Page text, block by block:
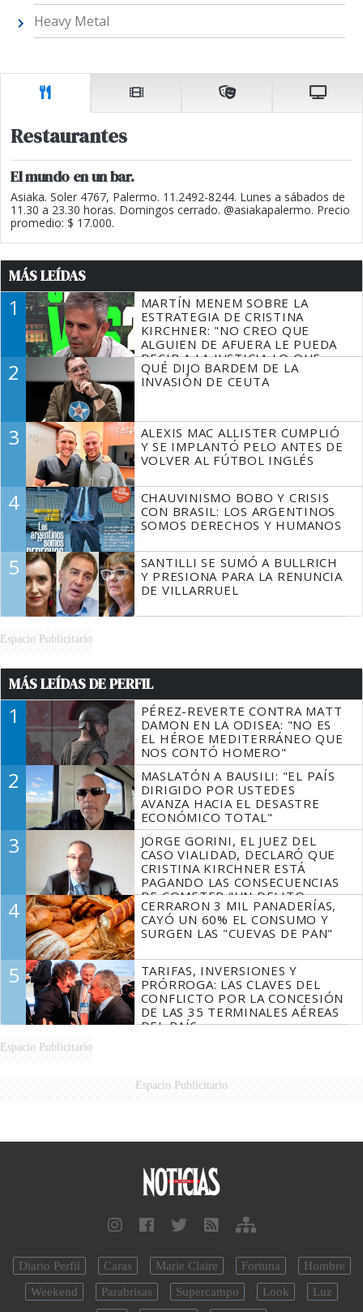
Heavy Metal
Restaurantes
El mundo en un bar.
Asiaka. Soler 4767, Palermo. 11.2492-8244. Lunes a sábados de
11.30 a 23.30 horas. Domingos cerrado. @asiakapalermo. Precio
promedio: $ 17.000.
MÁS LEÍDAS
1
MARTÍN MENEM SOBRE LA
ESTRATEGIA DE CRISTINA
KIRCHNER: "NO CREO QUE
ALGUIEN DE AFUERA LE PUEDA
DECIR A LA JUSTICIA LO QUE
TIENE QUE HACER"
2
QUÉ DIJO BARDEM DE LA
INVASIÓN DE CEUTA
3
ALEXIS MAC ALLISTER CUMPLIÓ
Y SE IMPLANTÓ PELO ANTES DE
VOLVER AL FÚTBOL INGLÉS
4
CHAUVINISMO BOBO Y CRISIS
CON BRASIL: LOS ARGENTINOS
SOMOS DERECHOS Y HUMANOS
5
SANTILLI SE SUMÓ A BULLRICH
Y PRESIONA PARA LA RENUNCIA
DE VILLARRUEL
Espacio Publicitario
MÁS LEÍDAS DE PERFIL
1
PÉREZ-REVERTE CONTRA MATT
DAMON EN LA ODISEA: "NO ES
EL HÉROE MEDITERRÁNEO QUE
NOS CONTÓ HOMERO"
2
MASLATÓN A BAUSILI: "EL PAÍS
DIRIGIDO POR USTEDES
AVANZA HACIA EL DESASTRE
ECONÓMICO TOTAL"
3
JORGE GORINI, EL JUEZ DEL
CASO VIALIDAD, DECLARÓ QUE
CRISTINA KIRCHNER ESTÁ
PAGANDO LAS CONSECUENCIAS
DE COMETER "UN DELITO
COMPROBADO"
4
CERRARON 3 MIL PANADERÍAS,
CAYÓ UN 60% EL CONSUMO Y
SURGEN LAS "CUEVAS DE PAN"
5
TARIFAS, INVERSIONES Y
PRÓRROGA: LAS CLAVES DEL
CONFLICTO POR LA CONCESIÓN
DE LAS 35 TERMINALES AÉREAS
DEL PAÍS
Espacio Publicitario
Espacio Publicitario
Diario Perfil Caras Marie Claire Fortuna
Hombre
Weekend
Parabrisas Supercampo Look
Luz